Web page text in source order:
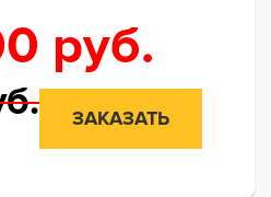
руб.
ЗАКАЗАТЬ